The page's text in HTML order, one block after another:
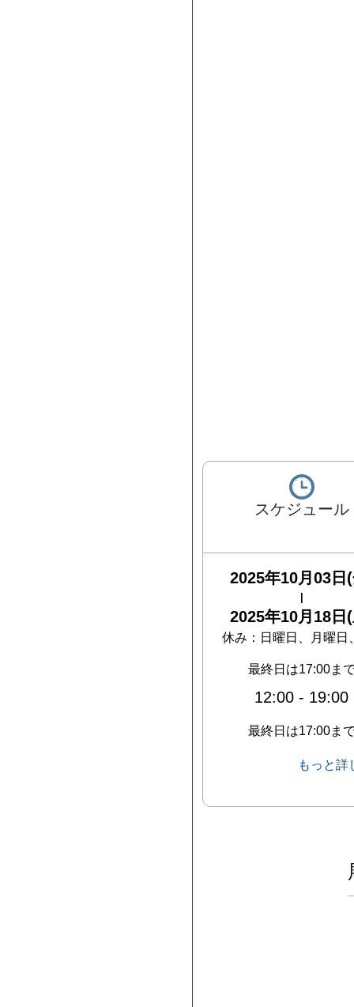
スケジュール
2025年10月03日
2025年10月18日
休み： 日曜日、月曜日、火
最終日は17:00ま
12:00 - 19:00
最終日は17:00ま
もっと詳